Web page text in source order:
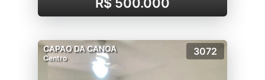
CAPAO DA CANOA
Centro
3072